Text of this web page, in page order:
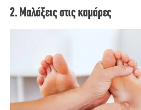
2. Μαλάξεις στις καμάρες